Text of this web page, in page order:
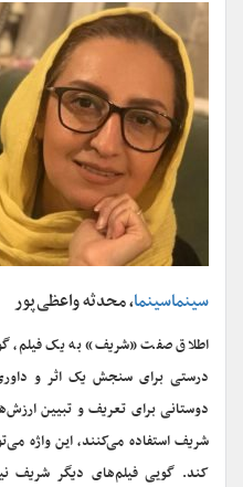
سینماسینما، محدثه واعظی‌پور
اطلاق صفت «شریف» به یک فیلم،
درستی برای سنجش یک اثر و
دوستانی برای تعریف و تبیین
شریف استفاده می‌کنند، این واژه
کند. گویی فیلم‌های دیگر شریف